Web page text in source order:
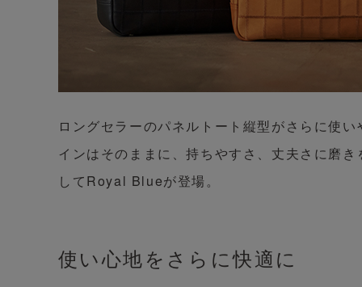
ロングセラーのパネルトート縦型がさらに使
インはそのままに、持ちやすさ、丈夫さに磨
してRoyal Blueが登場。
使い心地をさらに快適に